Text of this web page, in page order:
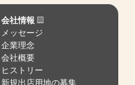
会社情報
メッセージ
企業理念
会社概要
ヒストリー
新規出店用地の募集